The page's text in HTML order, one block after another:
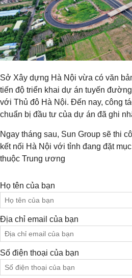
Sở Xây dựng Hà Nội vừa có văn
tiến độ triển khai dự án tuyến
với Thủ đô Hà Nội. Đến nay, công
chuẩn bị đầu tư của dự án đã ghi
Ngay tháng sau, Sun Group sẽ thi
kết nối Hà Nội với tỉnh đang đặt
thuộc Trung ương
Họ tên của bạn
Địa chỉ email của bạn
Số điện thoại của bạn